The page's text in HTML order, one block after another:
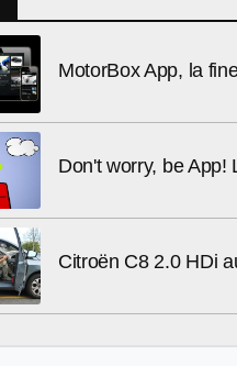
MotorBox App, la
Don't worry, be App!
Citroën C8 2.0 HDi